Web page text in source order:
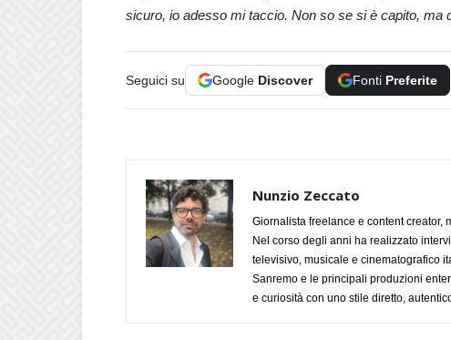
sicuro, io adesso mi taccio. Non so se si è capito, ma
Seguici su Google Discover Fonti Preferite
Nunzio Zeccato
Giornalista freelance e content creator,
Nel corso degli anni ha realizzato
televisivo, musicale e cinematografico
Sanremo e le principali produzioni
e curiosità con uno stile diretto,